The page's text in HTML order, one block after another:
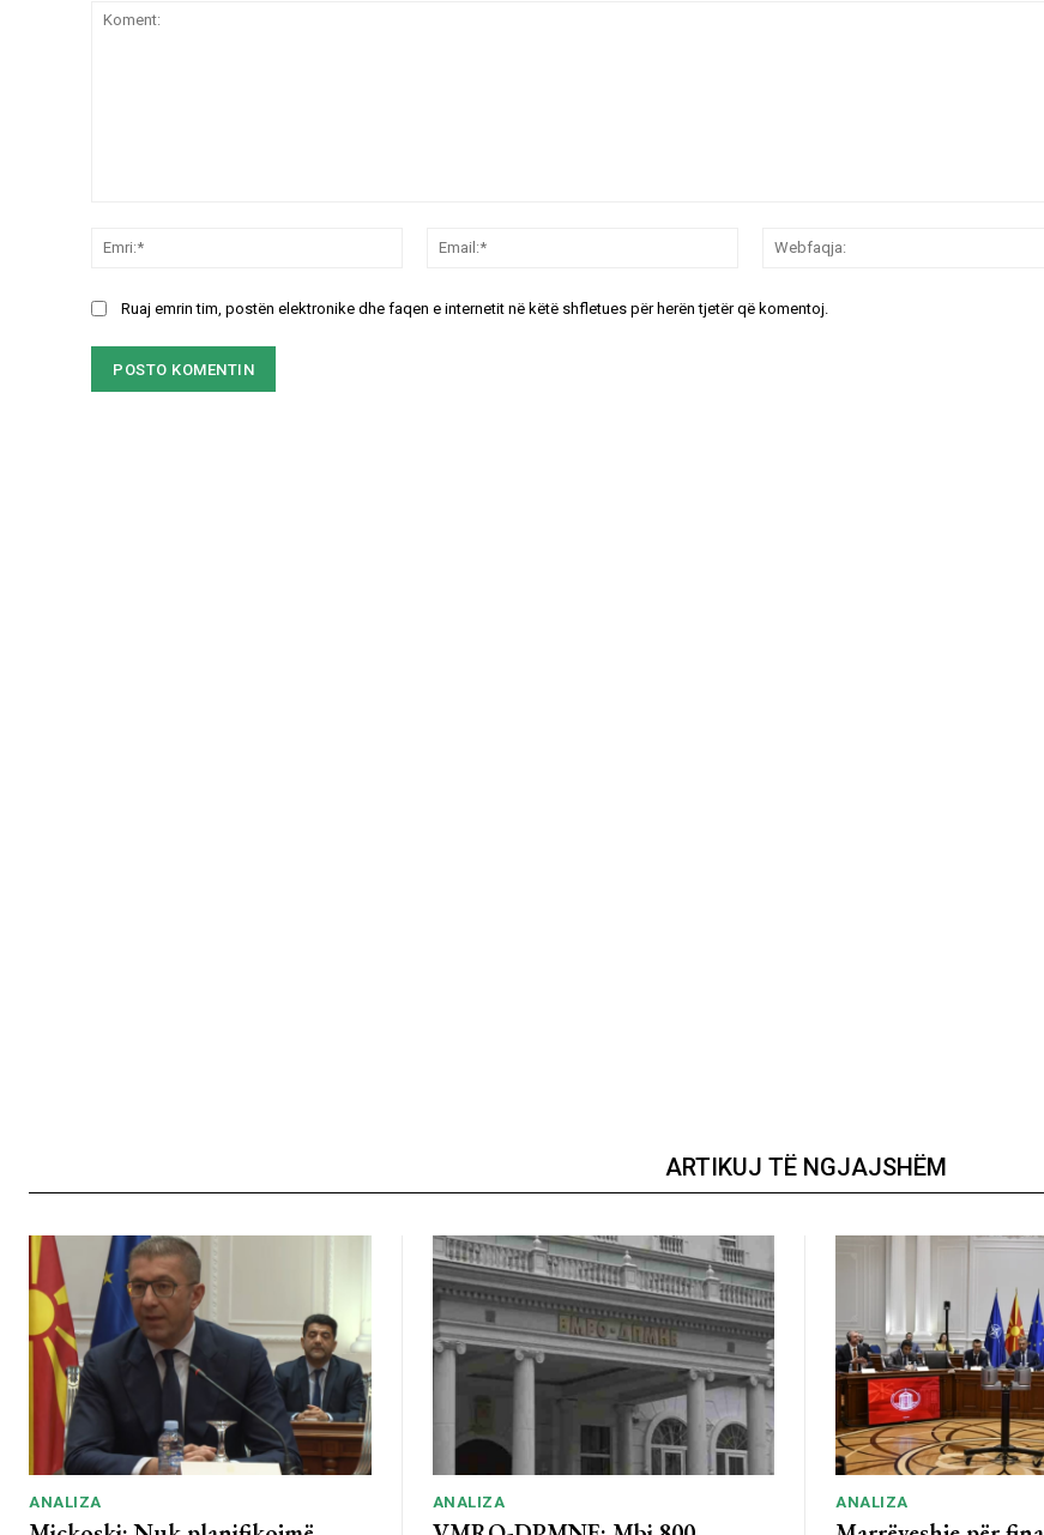
Emri:*
Email:*
Ruaj emrin tim, postën elektronike dhe faqen e internetit në këtë shfletues për herën tjetër që komentoj.
ARTIKUJ TË NGJAJSHËM
ANALIZA ANALIZA ANALIZA